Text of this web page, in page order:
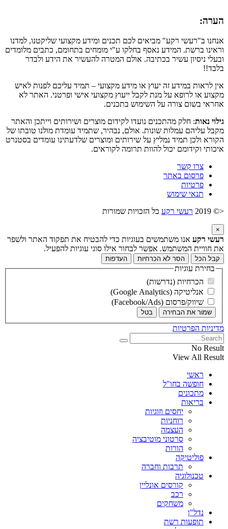
הערה:
אנחנו ב"רעשי רקע" מביאים לכם תכנים ומידע מקצועי שליקטנו, למדנו
וראינו ברשת. המידע נאסף בחלקו ע"י מומחים בתחומם, כתבים מלומדים
ובעלי ניסיון עשיר בכתיבה. אולם המטרה להעשיר את הידע ולבדר
בלבד!!
אין לראות במידע זה יעוץ או מידע מקצועי – תמיד עליכם לפנות לאיש
מקצוע או לרופא על מנת לקבל ייעוץ מקצועי אישי ופרטני. האתר לא
אחראי בשום צורה על השימוש בתכנים.
גילוי נאות: חלק מהתכנים נועדו לקידום מוצרים ושירותים וייתכן והאתר
מקבל עליהם עמלות שונות. אולם, נבהיר, שתמיד עומדת מולנו טובתו של
הקורא ולכן תמיד נמליץ על שירותים ומוצרים שלדעתינו עומדים בסטנרט
איכותי וקידומם יכול להוות תרומה לקוראים.
צרו קשר
פרסום באתר
פרטיות
תנאי שימוש
<© 2019
רעשי רקע כל הזכויות שמורות
×
רעשי רקע אנו משתמשים בעוגיות כדי להבטיח את תפקוד האתר ולשפר
את חוויית המשתמש. אפשר לבחור אילו סוגי עוגיות להפעיל.
קבל הכל הסר לא הכרחיות העדפות
בחירת עוגיות
הכרחיות (נדרשות)
אנליטיקה (Google Analytics)
שיווק/פרסום (Facebook/Ads)
שמור את הבחירה בטל
מדיניות הפרטיות
No Result
View All Result
ראשי
חופשה בחו"ל
מתכונים
בריאות
יחסים וזוגיות
רוחניות
העצמה
סרטוני מוטיבציה
הורות
פוליטיקה
תרבות וחברה
טכנולוגיה
קורסים אונליין
רכב
משחקים
נדל"ן
תופעות רשת